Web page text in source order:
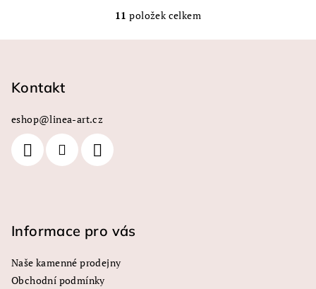
O
v
11 položek celkem
Kontakt
eshop@linea-art.cz
Informace pro vás
Naše kamenné prodejny
Obchodní podmínky